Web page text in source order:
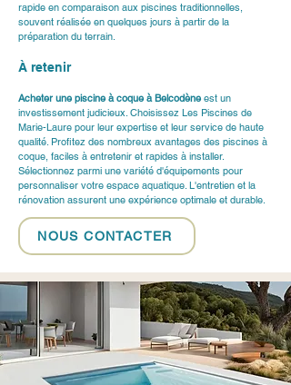
rapide en comparaison aux piscines traditionnelles,
souvent réalisée en quelques jours à partir de la
préparation du terrain.
À retenir
Acheter une piscine à coque à Belcodène est un
investissement judicieux. Choisissez Les Piscines de
Marie-Laure pour leur expertise et leur service de haute
qualité. Profitez des nombreux avantages des piscines à
coque, faciles à entretenir et rapides à installer.
Sélectionnez parmi une variété d'équipements pour
personnaliser votre espace aquatique. L'entretien et la
rénovation assurent une expérience optimale et durable.
NOUS CONTACTER